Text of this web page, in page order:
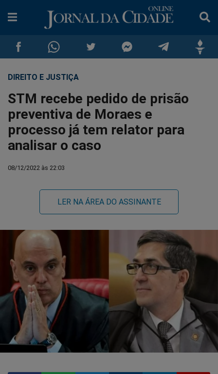
Compartilhar
no
Facebook
Compartilhar
no
Whatsapp
Compartilhar
no
Twitter
no
Messenger
no
Telegram
DIREITO E JUSTIÇA
STM recebe pedido de prisão
preventiva de Moraes e
processo já tem relator para
analisar o caso
08/12/2022 às 22:03
LER NA ÁREA DO ASSINANTE